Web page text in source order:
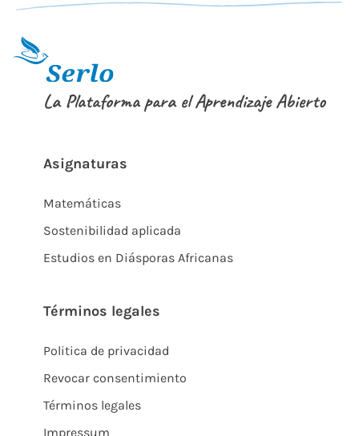
La Plataforma para el Aprendizaje Abierto
Asignaturas
Matemáticas
Sostenibilidad aplicada
Estudios en Diásporas Africanas
Términos legales
Politica de privacidad
Revocar consentimiento
Términos legales
Impressum